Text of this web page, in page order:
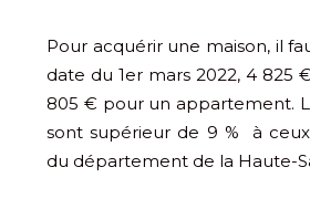
Pour acquérir une maison, il
date du 1er mars 2022, 4 825
805 € pour un appartement.
sont supérieur de 9 % à
du département de la Haute-